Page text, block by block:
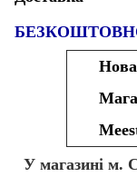
БЕЗКОШТОВНО
Meest
У магазині м.